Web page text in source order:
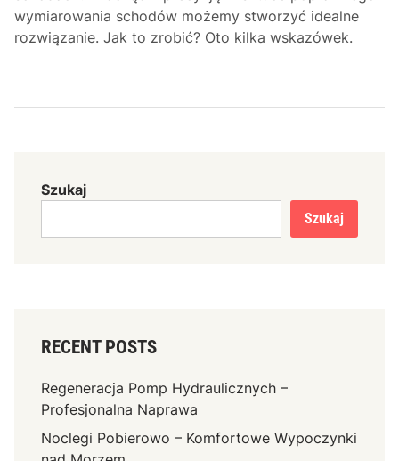
wymiarowania schodów możemy stworzyć idealne
rozwiązanie. Jak to zrobić? Oto kilka wskazówek.
Szukaj
Szukaj
RECENT POSTS
Regeneracja Pomp Hydraulicznych –
Profesjonalna Naprawa
Noclegi Pobierowo – Komfortowe Wypoczynki